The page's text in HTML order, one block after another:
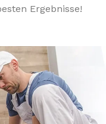
Ergebnisse!